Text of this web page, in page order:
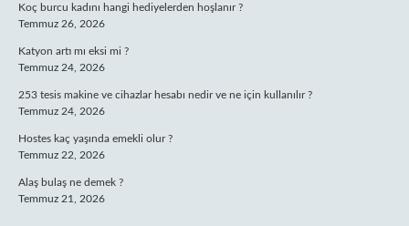
Koç burcu kadını hangi hediyelerden hoşlanır ?
Temmuz 26, 2026
Katyon artı mı eksi mi ?
Temmuz 24, 2026
253 tesis makine ve cihazlar hesabı nedir ve ne için kullanılır ?
Temmuz 24, 2026
Hostes kaç yaşında emekli olur ?
Temmuz 22, 2026
Alaş bulaş ne demek ?
Temmuz 21, 2026